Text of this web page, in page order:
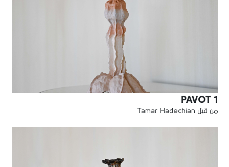
PAVOT 1
من قبل Tamar Hadechian